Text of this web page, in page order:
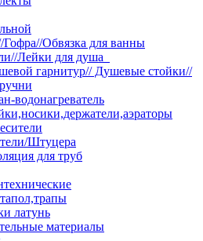
Обвязка для ванны
Лейки для душа
гарнитур// Душевые стойки//
водонагреватель
Штуцера
для труб
латунь
материалы